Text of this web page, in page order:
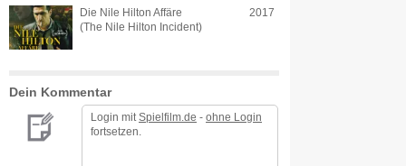
Die Nile Hilton Affäre
(The Nile Hilton Incident)
2017
Dein Kommentar
Login mit Spielfilm.de - ohne Login
fortsetzen.